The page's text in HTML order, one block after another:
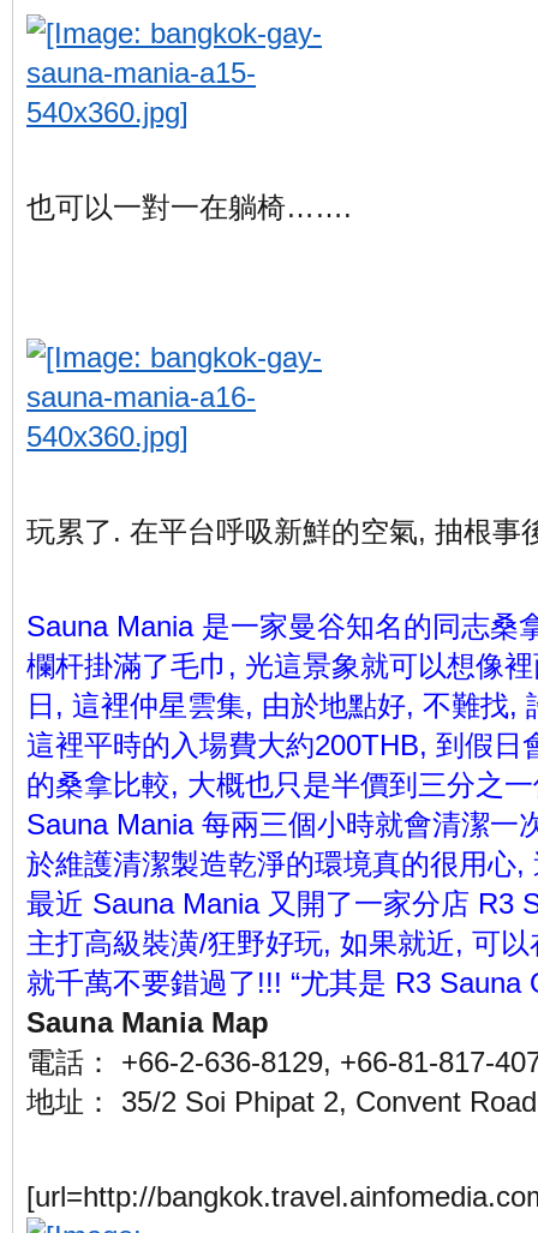
也可以一對一在躺椅…….
玩累了. 在平台呼吸新鮮的空氣, 抽根事
Sauna Mania 是一家曼谷知名的同志
欄杆掛滿了毛巾, 光這景象就可以想像
日, 這裡仲星雲集, 由於地點好, 不難找,
這裡平時的入場費大約200THB, 到假
的桑拿比較, 大概也只是半價到三分之
Sauna Mania 每兩三個小時就會清潔
於維護清潔製造乾淨的環境真的很用心
最近 Sauna Mania 又開了一家分店 R3
主打高級裝潢/狂野好玩, 如果就近, 可
就千萬不要錯過了!!! “尤其是 R3 Sauna
Sauna Mania Map
電話： +66-2-636-8129, +66-81-817-
地址： 35/2 Soi Phipat 2, Convent
[url=http://